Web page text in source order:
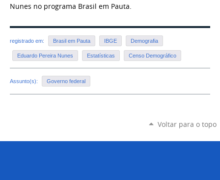
Nunes no programa Brasil em Pauta.
registrado em: Brasil em Pauta IBGE Demografia
Eduardo Pereira Nunes Estatísticas Censo Demográfico
Assunto(s): Governo federal
Voltar para o topo